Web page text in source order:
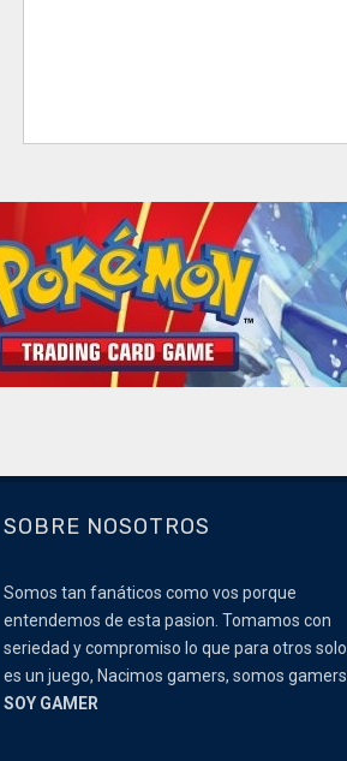
SOBRE NOSOTROS
Somos tan fanáticos como vos porque
entendemos de esta pasion. Tomamos con
seriedad y compromiso lo que para otros solo
es un juego, Nacimos gamers, somos gamers.
SOY GAMER